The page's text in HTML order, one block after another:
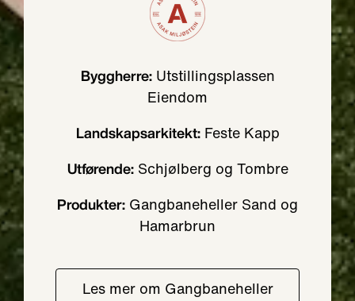
Byggherre:Utstillingsplassen
Eiendom
Landskapsarkitekt:Feste Kapp
Utførende:Schjølberg og Tombre
Produkter: Gangbaneheller Sand og
Hamarbrun
Les mer om Gangbaneheller